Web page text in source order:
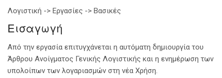
Λογιστική -> Εργασίες -> Βασικές
Εισαγωγή
Από την εργασία επιτυγχάνεται η αυτόματη δημιουργία του
Άρθρου Ανοίγματος Γενικής Λογιστικής και η ενημέρωση των
υπολοίπων των λογαριασμών στη νέα Χρήση.